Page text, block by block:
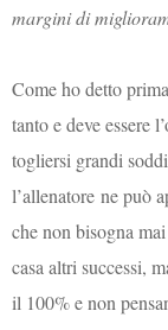
margini di
Come ho detto
tanto e deve essere
togliersi grandi
l’allenatore ne può
che non bisogna
casa altri successi,
il 100% e non